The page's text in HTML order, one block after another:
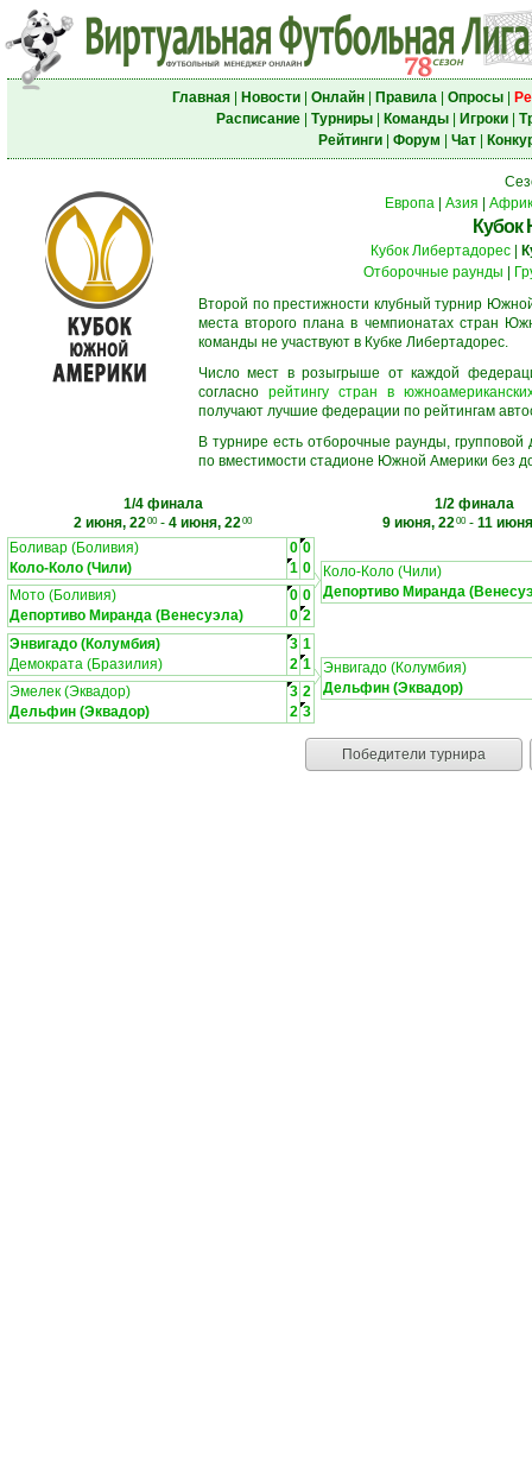
Главная| Новости| Онлайн| Правила| Опросы|
Расписание| Турниры| Команды| Игроки|
Рейтинги| Форум Чат|
Европа| Азия
Кубок Либертадорес
Отборочные раунды
Второй по престижности клубный турнир
места второго плана в чемпионатах стран
команды не участвуют в Кубке Либертадорес.
Число мест в розыгрыше от каждой
согласнорейтингу стран в
получают лучшие федерации по рейтингам
В турнире есть отборочные раунды,
по вместимости стадионе Южной Америки без
1/4 финала
2 июня, 2200- 4 июня, 2200
1/2 финала
9 июня, 2200- 11
Боливар (Боливия)
0 0
Коло-Коло (Чили)
1 0
Мото (Боливия)
0 0
Депортиво Миранда (Венесуэла)
0 2
Коло-Коло (Чили)
Депортиво Миранда
Энвигадо (Колумбия) 3 1
Демократа (Бразилия)
2 1
Эмелек (Эквадор)
3 2
Дельфин (Эквадор)
2 3
Энвигадо (Колумбия)
Дельфин (Эквадор)
Победители турнира